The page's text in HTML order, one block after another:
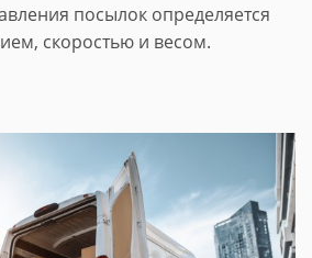
посылок определяется
скоростью и весом.